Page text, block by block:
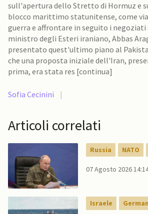
sull'apertura dello Stretto di Hormuz e
blocco marittimo statunitense, come
guerra e affrontare in seguito i negoziati
ministro degli Esteri iraniano, Abbas
presentato quest'ultimo piano al
che una proposta iniziale dell'Iran,
prima, era stata res [continua]
Sofia Cecinini |
Articoli correlati
Russia NATO
07 Agosto 2026
Israele